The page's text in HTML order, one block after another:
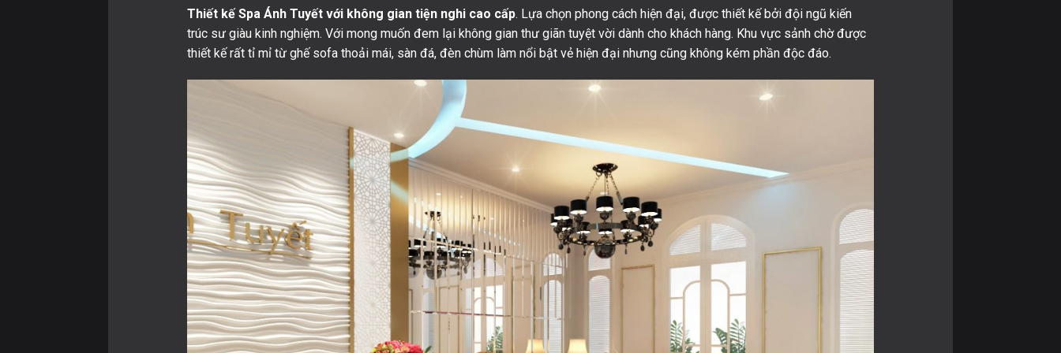
Thiết kế Spa Ánh Tuyết với không gian tiện nghi cao cấp. Lựa chọn phong cách hiện đại, được thiết kế bởi đội ngũ kiến
trúc sư giàu kinh nghiệm. Với mong muốn đem lại không gian thư giãn tuyệt vời dành cho khách hàng. Khu vực sảnh chờ được
thiết kế rất tỉ mỉ từ ghế sofa thoải mái, sàn đá, đèn chùm làm nổi bật vẻ hiện đại nhưng cũng không kém phần độc đáo.